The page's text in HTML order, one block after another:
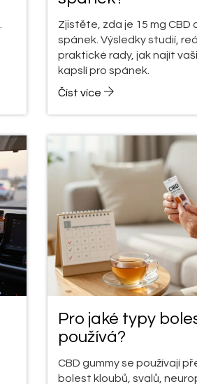
Zjistěte, zda je 15 mg
spánek. Výsledky studií,
praktické rady, jak najít
kapslí pro spánek.
Číst více
Pro jaké typy
používá?
CBD gummy se používají
bolest kloubů, svalů,